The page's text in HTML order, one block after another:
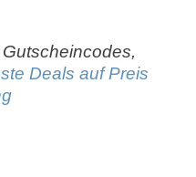
Deals auf Preis